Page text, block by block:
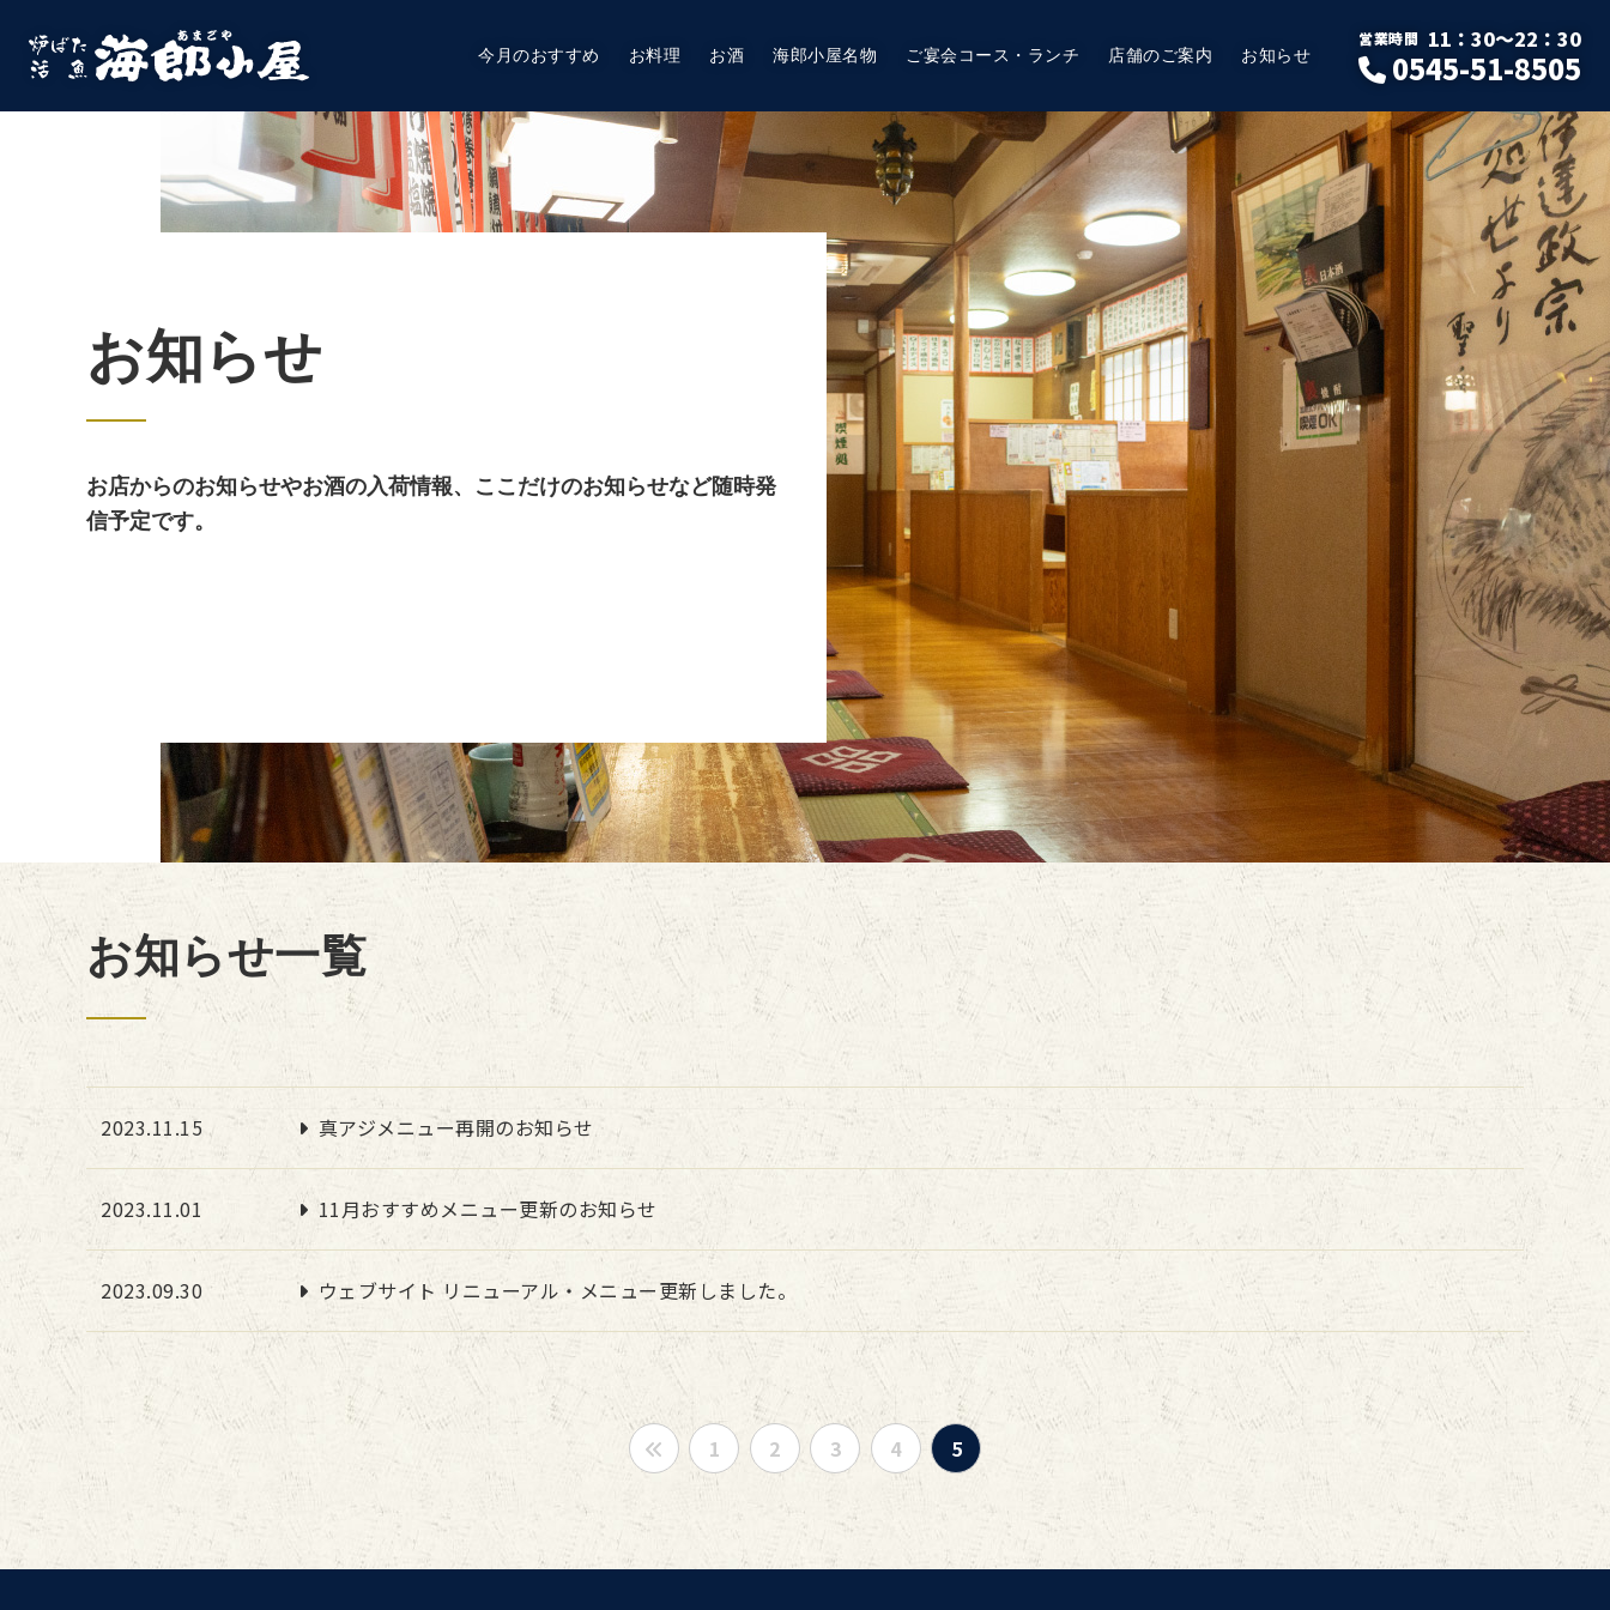
今月のおすすめ お料理 お酒 海郎小屋名物 ご宴会コース・ランチ 店舗のご案内 お知らせ
営業時間 11：30～22：30
0545-51-8505
お知らせ
お店からのお知らせやお酒の入荷情報、ここだけのお知らせなど随時発
信予定です。
お知らせ一覧
2023.11.15 真アジメニュー再開のお知らせ
2023.11.01 11月おすすめメニュー更新のお知らせ
2023.09.30 ウェブサイト リニューアル・メニュー更新しました。
1 2 3 4 5